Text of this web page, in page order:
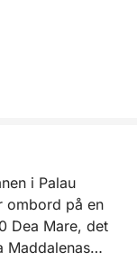
i Palau
ombord på en
Dea Mare, det
Maddalenas